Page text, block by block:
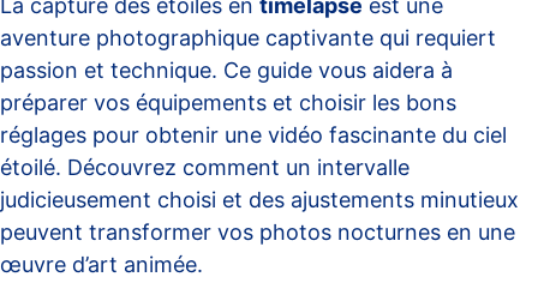
La capture des étoiles en timelapse est une
aventure photographique captivante qui requiert
passion et technique. Ce guide vous aidera à
préparer vos équipements et choisir les bons
réglages pour obtenir une vidéo fascinante du ciel
étoilé. Découvrez comment un intervalle
judicieusement choisi et des ajustements minutieux
peuvent transformer vos photos nocturnes en une
œuvre d’art animée.